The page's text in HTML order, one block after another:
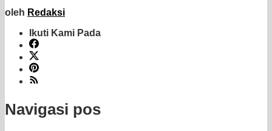
oleh Redaksi
Ikuti Kami Pada
Navigasi pos